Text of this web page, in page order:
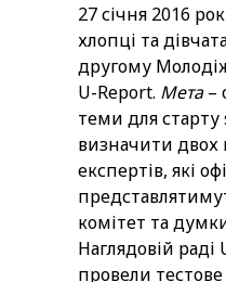
27 січня 2016
хлопці та
другому
U-Report. Мета–
теми для
визначити
експертів, які
комітет та
Наглядовій
провели